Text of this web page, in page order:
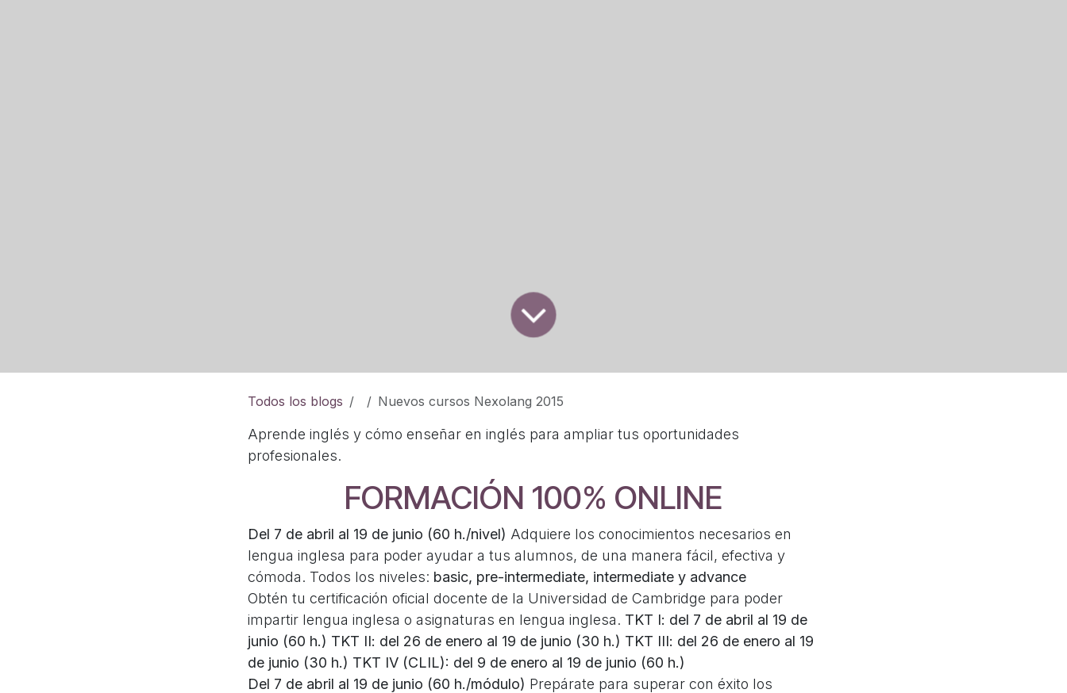
Todos los blogs Nuevos cursos Nexolang 2015
Aprende inglés y cómo enseñar en inglés para ampliar tus oportunidades
profesionales.
FORMACIÓN 100% ONLINE
Del 7 de abril al 19 de junio (60 h./nivel) Adquiere los conocimientos necesarios en
lengua inglesa para poder ayudar a tus alumnos, de una manera fácil, efectiva y
cómoda. Todos los niveles: basic, pre-intermediate, intermediate y advance
Obtén tu certificación oficial docente de la Universidad de Cambridge para poder
impartir lengua inglesa o asignaturas en lengua inglesa. TKT I: del 7 de abril al 19 de
junio (60 h.) TKT II: del 26 de enero al 19 de junio (30 h.) TKT III: del 26 de enero al 19
de junio (30 h.) TKT IV (CLIL): del 9 de enero al 19 de junio (60 h.)
Del 7 de abril al 19 de junio (60 h./módulo) Prepárate para superar con éxito los